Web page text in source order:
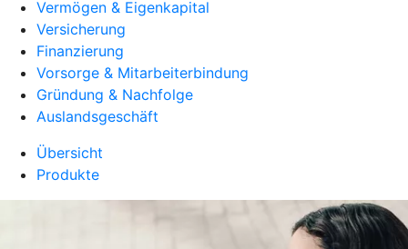
Vermögen & Eigenkapital
Versicherung
Finanzierung
Vorsorge & Mitarbeiterbindung
Gründung & Nachfolge
Auslandsgeschäft
Übersicht
Produkte